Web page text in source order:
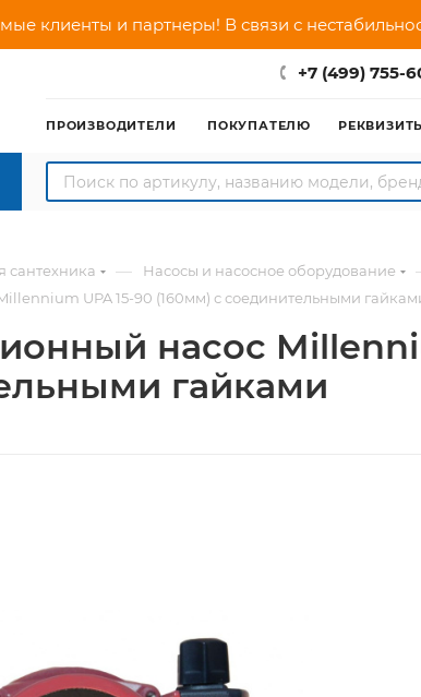
клиенты и партнеры! В связи с
+7 (499) 755-
ПРОИЗВОДИТЕЛИ ПОКУПАТЕЛЮ
— Насосы и насосное оборудование
UPA 15-90 (160мм) с соединительными
насос
гайками